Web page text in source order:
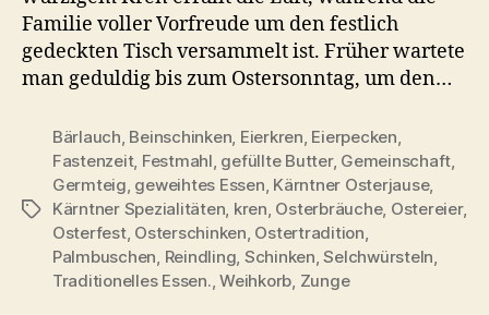
Familie voller Vorfreude um den festlich
gedeckten Tisch versammelt ist. Früher wartete
man geduldig bis zum Ostersonntag, um den…
Schlagwörter
Bärlauch, Beinschinken, Eierkren, Eierpecken,
Fastenzeit, Festmahl, gefüllte Butter, Gemeinschaft,
Germteig, geweihtes Essen, Kärntner Osterjause,
Kärntner Spezialitäten, kren, Osterbräuche, Ostereier,
Osterfest, Osterschinken, Ostertradition,
Palmbuschen, Reindling, Schinken,Selchwürsteln,
Traditionelles Essen.,Weihkorb, Zunge